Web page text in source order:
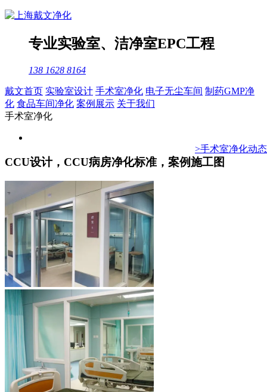
专业实验室、 洁净室EPC工程
138 1628 8164
戴文首页 实验室设计 手术室净化 电子无尘车间 制药GMP净
化 食品车间净化 案例展示 关于我们
手术室净化
>手术室净化动态
CCU设计，CCU病房净化标准，案例施工图